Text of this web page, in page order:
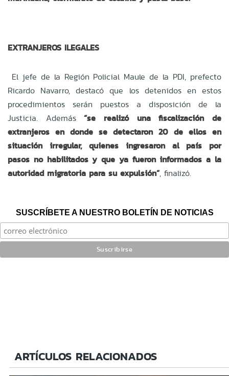
EXTRANJEROS ILEGALES
El jefe de la Región Policial Maule de la PDI, prefecto
Ricardo Navarro, destacó que los detenidos en estos
procedimientos serán puestos a disposición de la
Justicia. Además“se realizó una fiscalización de
extranjeros en donde se detectaron 20 de ellos en
situación irregular, quienes ingresaron al país por
pasos no habilitados y que ya fueron informados a la
autoridad migratoria para su expulsión”, finalizó.
SUSCRÍBETE A NUESTRO BOLETÍN DE NOTICIAS
ARTÍCULOS RELACIONADOS